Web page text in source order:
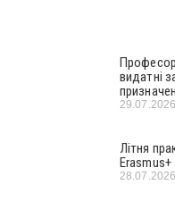
видатні
29.07.2026
Літня
Erasmus+
28.07.2026